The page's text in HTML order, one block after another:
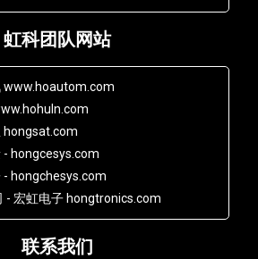
虹科团队网站
www.hoautom.com
hongsat.com
- hongcesys.com
- hongchesys.com
- 宏虹电子 hongtronics.com
联系我们